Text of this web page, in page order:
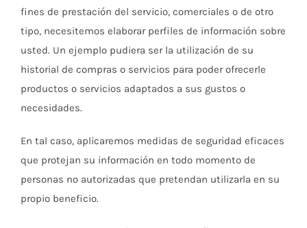
fines de prestación del servicio, comerciales o de otro
tipo, necesitemos elaborar perfiles de información sobre
usted. Un ejemplo pudiera ser la utilización de su
historial de compras o servicios para poder ofrecerle
productos o servicios adaptados a sus gustos o
necesidades.
En tal caso, aplicaremos medidas de seguridad eficaces
que protejan su información en todo momento de
personas no autorizadas que pretendan utilizarla en su
propio beneficio.